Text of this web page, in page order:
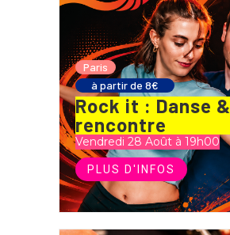
Paris
à partir de 8€
Rock it : Danse &
rencontre
Vendredi 28 Août à 19h00
PLUS D'INFOS